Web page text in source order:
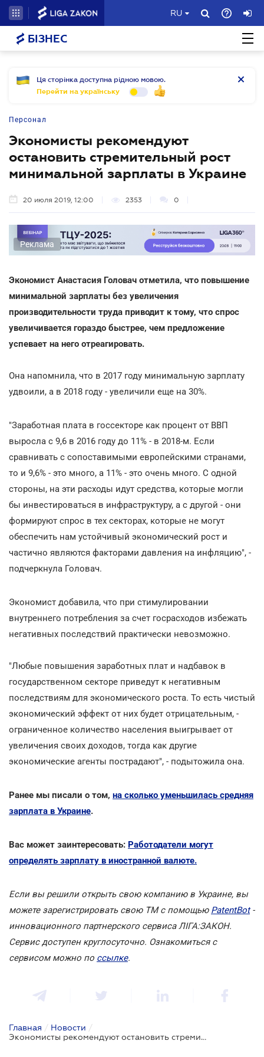
RU
БІЗНЕС
Ця сторінка доступна рідною мовою.
Перейти на українську
Персонал
Экономисты рекомендуют
остановить стремительный рост
минимальной зарплаты в Украине
20 июля 2019, 12:00 2353 0
Реклама
Экономист Анастасия Головач отметила, что повышение
минимальной зарплаты без увеличения
производительности труда приводит к тому, что спрос
увеличивается гораздо быстрее, чем предложение
успевает на него отреагировать.
Она напомнила, что в 2017 году минимальную зарплату
удвоили, а в 2018 году - увеличили еще на 30%.
"Заработная плата в госсекторе как процент от ВВП
выросла с 9,6 в 2016 году до 11% - в 2018-м. Если
сравнивать с сопоставимыми европейскими странами,
то и 9,6% - это много, а 11% - это очень много. С одной
стороны, на эти расходы идут средства, которые могли
бы инвестироваться в инфраструктуру, а с другой - они
формируют спрос в тех секторах, которые не могут
обеспечить нам устойчивый экономический рост и
частично являются факторами давления на инфляцию", -
подчеркнула Головач.
Экономист добавила, что при стимулировании
внутреннего потребления за счет госрасходов избежать
негативных последствий практически невозможно.
"Любые повышения заработных плат и надбавок в
государственном секторе приведут к негативным
последствиям для экономического роста. То есть чистый
экономический эффект от них будет отрицательным, -
ограниченное количество населения выигрывает от
увеличения своих доходов, тогда как другие
экономические агенты пострадают", - подытожила она.
Ранее мы писали о том, на сколько уменьшилась средняя
зарплата в Украине.
Вас может заинтересовать: Работодатели могут
определять зарплату в иностранной валюте.
Если вы решили открыть свою компанию в Украине, вы
можете зарегистрировать свою ТМ с помощью PatentBot-
инновационного партнерского сервиса ЛІГА:ЗАКОН.
Сервис доступен круглосуточно. Ознакомиться с
сервисом можно по ссылке.
Главная / Новости /
Экономисты рекомендуют остановить стремительный рост минимальной зарплаты в Украине